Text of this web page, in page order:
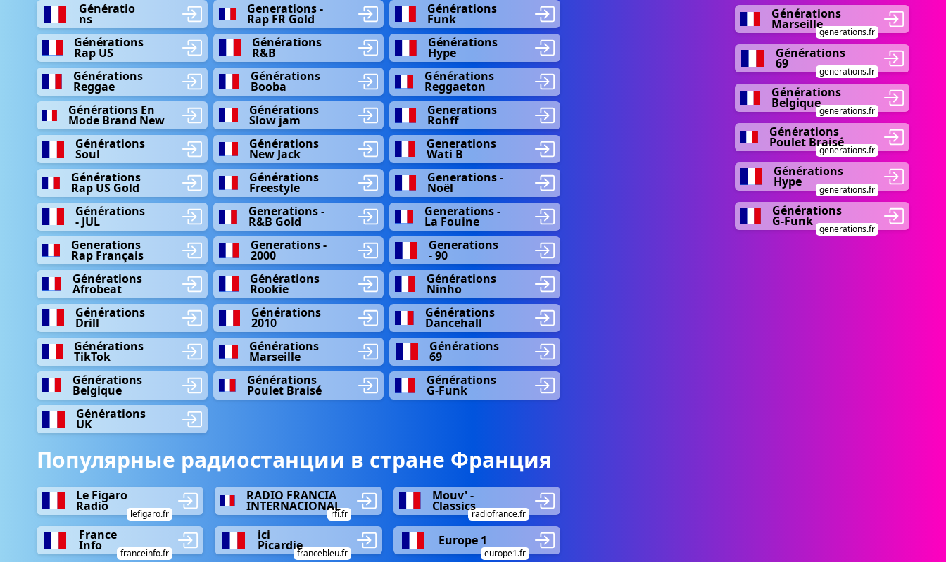
Génératio
ns
Generations -
Rap FR Gold
Générations
Funk
Générations
Rap US
Générations
R&B
Générations
Hype
Générations
Reggae
Générations
Booba
Générations
Reggaeton
Générations En
Mode Brand New
Générations
Slow jam
Generations
Rohff
Générations
Soul
Générations
New Jack
Generations
Wati B
Générations
Rap US Gold
Générations
Freestyle
Generations -
Noël
Générations
- JUL
Generations -
R&B Gold
Generations -
La Fouine
Generations
Rap Français
Generations -
2000
Generations
- 90
Générations
Afrobeat
Générations
Rookie
Générations
Ninho
Générations
Drill
Générations
2010
Générations
Dancehall
Générations
TikTok
Générations
Marseille
Générations
69
Générations
Belgique
Générations
Poulet Braisé
Générations
G-Funk
Générations
UK
Популярные радиостанции в стране Франция
Le Figaro
Radio
lefigaro.fr
RADIO FRANCIA
INTERNACIONAL
rfi.fr
Mouv' -
Classics
radiofrance.fr
France
Info
franceinfo.fr
ici
Picardie
francebleu.fr
Europe 1
europe1.fr
Générations
Marseille
generations.fr
Générations
69
generations.fr
Générations
Belgique
generations.fr
Générations
Poulet Braisé
generations.fr
Générations
Hype
generations.fr
Générations
G-Funk
generations.fr